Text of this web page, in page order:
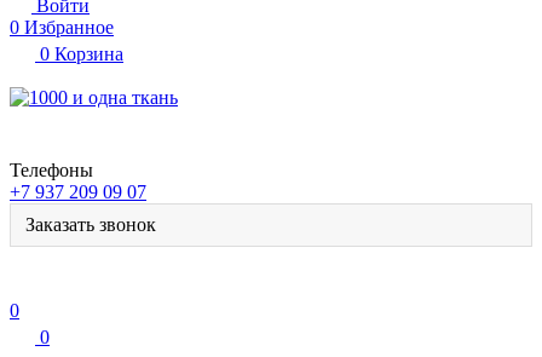
Войти
0 Избранное
0 Корзина
Телефоны
+7 937 209 09 07
Заказать звонок
0
0